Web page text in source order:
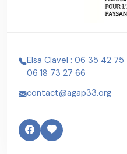
Elsa Clavel : 06 35 42
06 18 73 27 66
contact@agap33.org